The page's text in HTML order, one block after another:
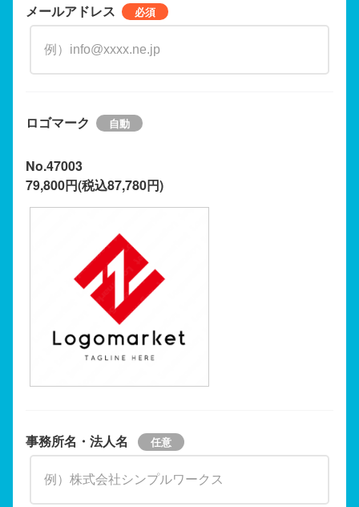
メールアドレス
ロゴマーク
No.47003
79,800円(税込87,780円)
事務所名・法人名